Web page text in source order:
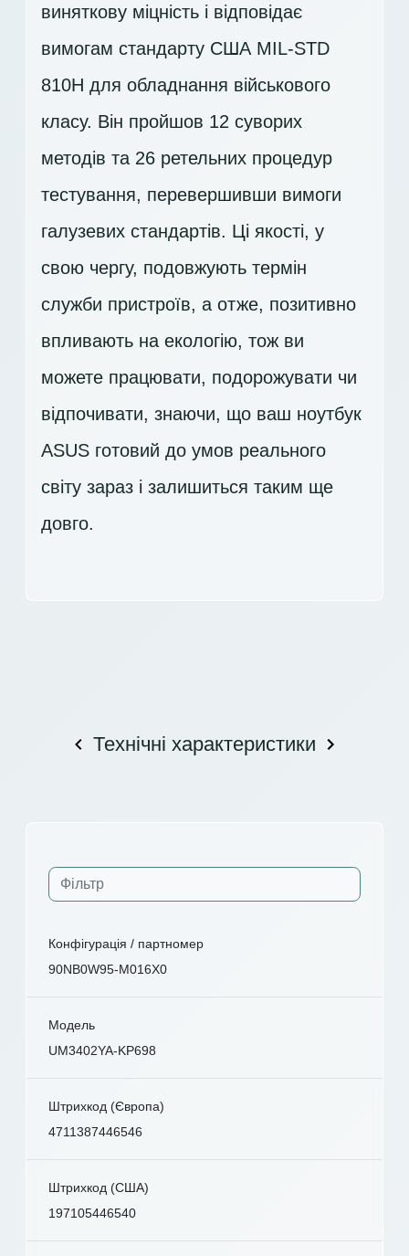
виняткову міцність і відповідає
вимогам стандарту США MIL-STD
810H для обладнання військового
класу. Він пройшов 12 суворих
методів та 26 ретельних процедур
тестування, перевершивши вимоги
галузевих стандартів. Ці якості, у
свою чергу, подовжують термін
служби пристроїв, а отже, позитивно
впливають на екологію, тож ви
можете працювати, подорожувати чи
відпочивати, знаючи, що ваш ноутбук
ASUS готовий до умов реального
світу зараз і залишиться таким ще
довго.
Технічні характеристики
Конфігурація / партномер
90NB0W95-M016X0
Модель
UM3402YA-KP698
Штрихкод (Європа)
4711387446546
Штрихкод (США)
197105446540